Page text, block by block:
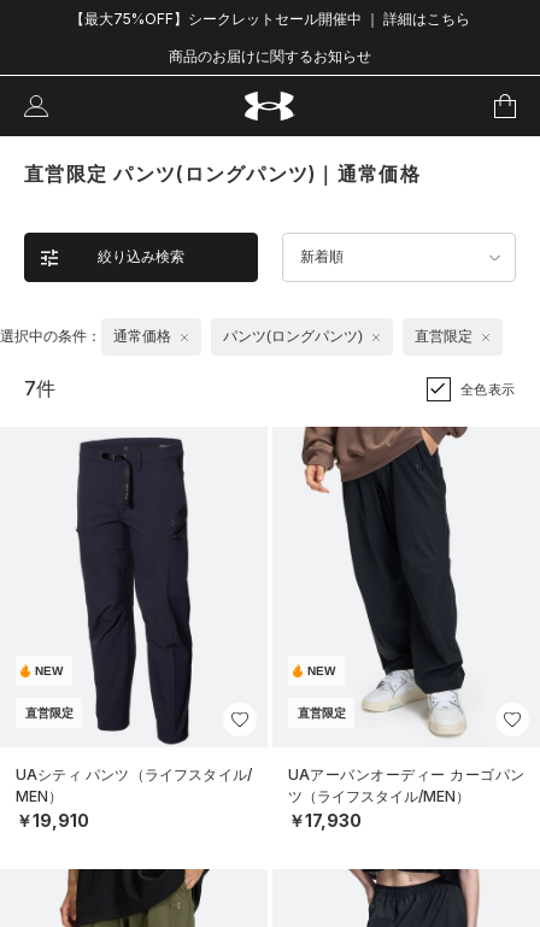
【最大75%OFF】シークレットセール開催中 ｜ 詳細はこちら
商品のお届けに関するお知らせ
直営限定 パンツ(ロングパンツ)｜通常価格
絞り込み検索 新着順
選択中の条件： 通常価格 パンツ(ロングパンツ) 直営限定
7件 全色表示
NEW
直営限定
UAシティ パンツ（ライフスタイル/
MEN）
￥19,910
NEW
直営限定
UAアーバンオーディー カーゴパン
ツ（ライフスタイル/MEN）
￥17,930